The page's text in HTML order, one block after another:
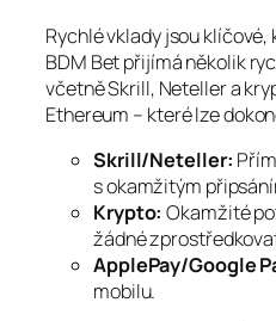
Rychlé vklady jsou
BDM Bet přijímá několik
včetně Skrill, Neteller a
Ethereum – které lze
Skrill/Neteller:
s okamžitým
Krypto: Okamžité
žádné
ApplePay/Google
mobilu.